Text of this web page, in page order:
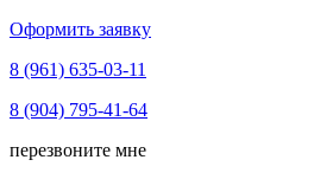
Оформить заявку
8 (961) 635-03-11
8 (904) 795-41-64
перезвоните мне